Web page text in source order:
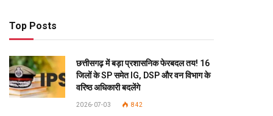
Top Posts
छत्तीसगढ़ में बड़ा प्रशासनिक फेरबदल तय! 16
जिलों के SP समेत IG, DSP और वन विभाग के
वरिष्ठ अधिकारी बदलेंगे
2026-07-03 842